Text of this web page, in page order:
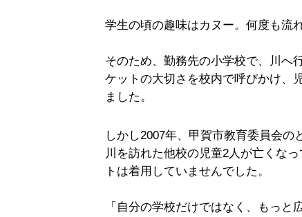
学生の頃の趣味はカヌー。何度も流
そのため、勤務先の小学校で、川へ
ケットの大切さを校内で呼びかけ、
ました。
しかし2007年、甲賀市教育委員会
川を訪れた他校の児童2人が亡くな
トは着用していませんでした。
「自分の学校だけではなく、もっ